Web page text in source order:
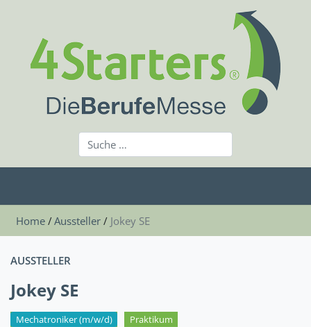
Home Aussteller Jokey SE
AUSSTELLER
Jokey SE
Mechatroniker (m/w/d)
Praktikum